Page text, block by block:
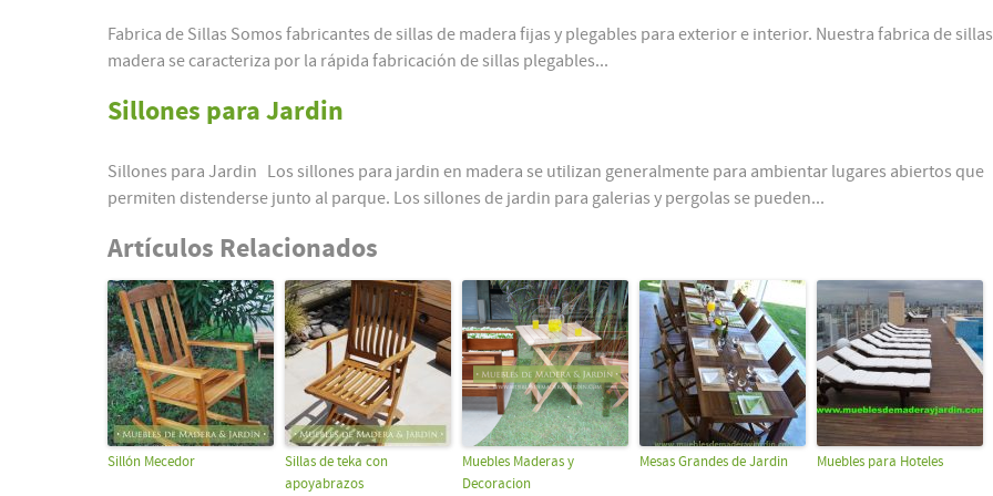
Fabrica de Sillas Somos fabricantes de sillas de madera fijas y plegables para exterior e interior. Nuestra fabrica de
madera se caracteriza por la rápida fabricación de sillas plegables...
Sillones para Jardin
Sillones para Jardin Los sillones para jardin en madera se utilizan generalmente para ambientar lugares abiertos que
permiten distenderse junto al parque. Los sillones de jardin para galerias y pergolas se pueden...
Artículos Relacionados
Sillón Mecedor
Sillas de teka con
apoyabrazos
Muebles Maderas y
Decoracion
Mesas Grandes de Jardin Muebles para Hoteles